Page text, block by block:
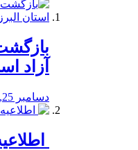
آزاد
دسامبر 25, 2019